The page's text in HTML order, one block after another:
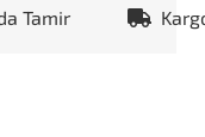
Tamir